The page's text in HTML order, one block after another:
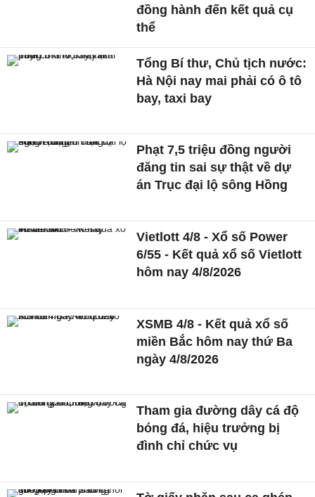
đồng hành đến kết quả cụ
thể
Tổng Bí thư, Chủ tịch nước:
Hà Nội nay mai phải có ô tô
bay, taxi bay
Phạt 7,5 triệu đồng người
đăng tin sai sự thật về dự
án Trục đại lộ sông Hồng
Vietlott 4/8 - Xổ số Power
6/55 - Kết quả xổ số Vietlott
hôm nay 4/8/2026
XSMB 4/8 - Kết quả xổ số
miền Bắc hôm nay thứ Ba
ngày 4/8/2026
Tham gia đường dây cá độ
bóng đá, hiệu trưởng bị
đình chỉ chức vụ